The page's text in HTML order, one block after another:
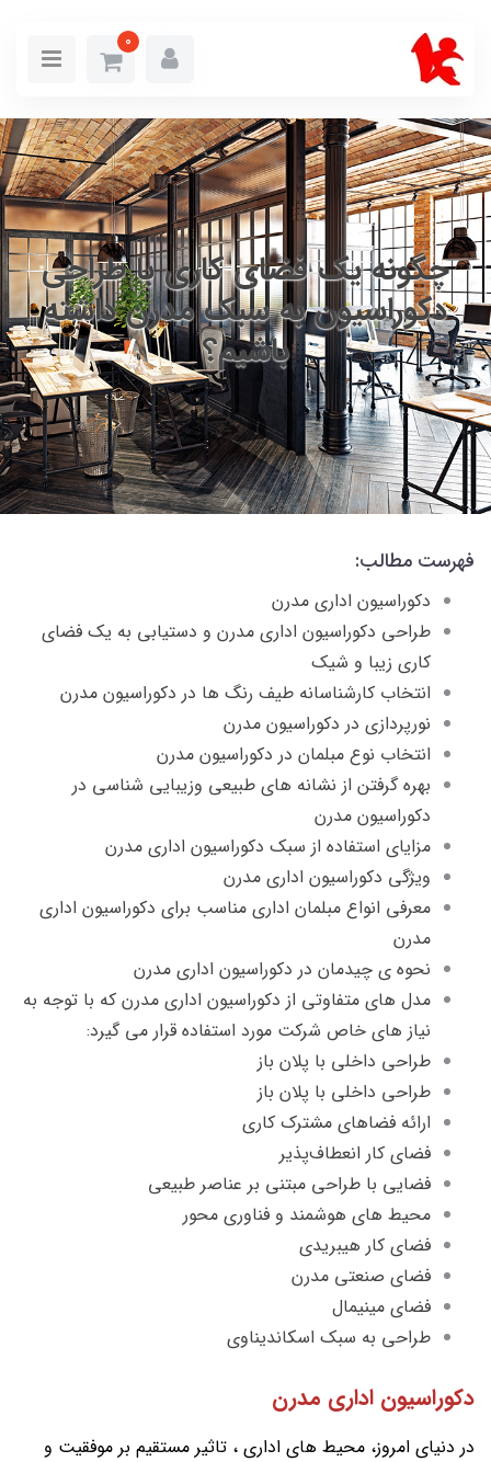
0
چگونه یک فضای کاری با طراحی
دکوراسیون به سبک مدرن داشته
باشیم؟
فهرست مطالب:
دکوراسیون اداری مدرن
طراحی دکوراسیون اداری مدرن و دستیابی به یک فضای
کاری زیبا و شیک
انتخاب کارشناسانه طیف رنگ ها در دکوراسیون مدرن
نورپردازی در دکوراسیون مدرن
انتخاب نوع مبلمان در دکوراسیون مدرن
بهره گرفتن از نشانه های طبیعی وزیبایی شناسی در
دکوراسیون مدرن
مزایای استفاده از سبک دکوراسیون اداری مدرن
ویژگی دکوراسیون اداری مدرن
معرفی انواع مبلمان اداری مناسب برای دکوراسیون اداری
مدرن
نحوه ی چیدمان در دکوراسیون اداری مدرن
مدل های متفاوتی از دکوراسیون اداری مدرن که با توجه به
نیاز های خاص شرکت مورد استفاده قرار می گیرد:
طراحی داخلی با پلان باز
طراحی داخلی با پلان باز
ارائه فضاهای مشترک کاری
فضای کار انعطاف‌پذیر
فضایی با طراحی مبتنی بر عناصر طبیعی
محیط های هوشمند و فناوری محور
فضای کار هیبریدی
فضای صنعتی مدرن
فضای مینیمال
طراحی به سبک اسکاندیناوی
دکوراسیون اداری مدرن
در دنیای امروز، محیط های اداری ، تاثیر مستقیم بر موفقیت و